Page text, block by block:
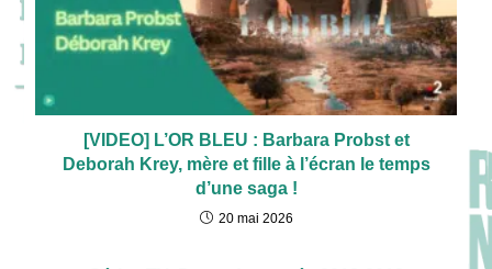
[VIDEO] L’OR BLEU : Barbara Probst et
Deborah Krey, mère et fille à l’écran le temps
d’une saga !
20 mai 2026